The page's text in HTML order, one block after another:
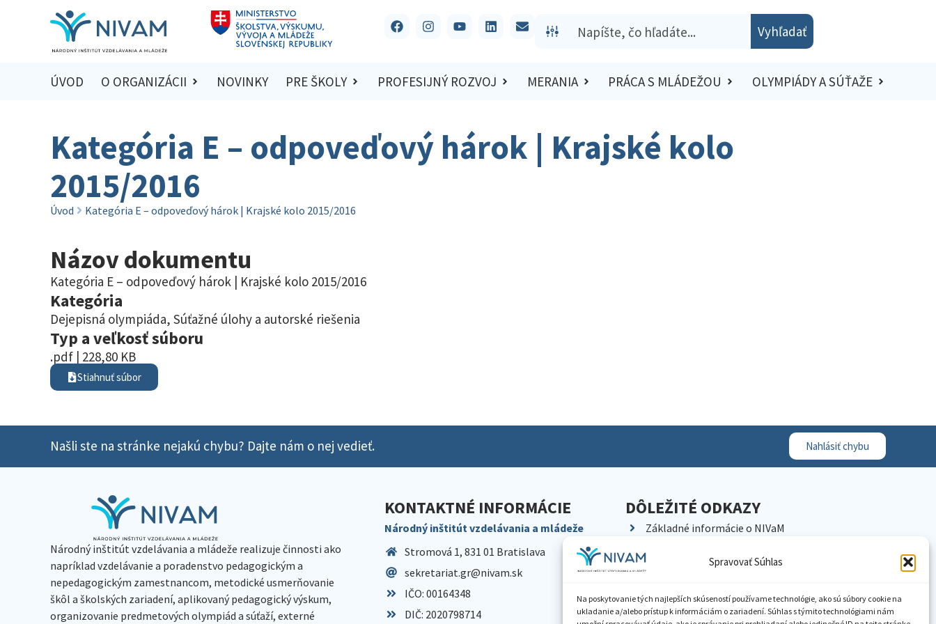
Spravovať Súhlas
Na poskytovanie tých najlepších skúseností používame technológie, ako sú súbory cookie na
ukladanie a/alebo prístup k informáciám o zariadení. Súhlas s týmito technológiami nám
Vyhľadať
ÚVOD O ORGANIZÁCII NOVINKY PRE ŠKOLY PROFESIJNÝ ROZVOJ MERANIA PRÁCA S MLÁDEŽOU OLYMPIÁDY A SÚŤAŽE
Kategória E – odpoveďový hárok | Krajské kolo
2015/2016
Úvod Kategória E – odpoveďový hárok | Krajské kolo 2015/2016
Názov dokumentu
Kategória E – odpoveďový hárok | Krajské kolo 2015/2016
Kategória
Dejepisná olympiáda, Súťažné úlohy a autorské riešenia
Typ a veľkosť súboru
.pdf | 228,80 KB
Stiahnuť súbor
Našli ste na stránke nejakú chybu? Dajte nám o nej vedieť. Nahlásiť chybu
Národný inštitút vzdelávania a mládeže realizuje činnosti ako
napríklad vzdelávanie a poradenstvo pedagogickým a
nepedagogickým zamestnancom, metodické usmerňovanie
škôl a školských zariadení, aplikovaný pedagogický výskum,
organizovanie predmetových olympiád a súťaží, externé
KONTAKTNÉ INFORMÁCIE
Národný inštitút vzdelávania a mládeže
Stromová 1, 831 01 Bratislava
sekretariat.gr@nivam.sk
IČO: 00164348
DIČ: 2020798714
DÔLEŽITÉ ODKAZY
Základné informácie o NIVaM
Kariéra
Pracoviská NIVaM